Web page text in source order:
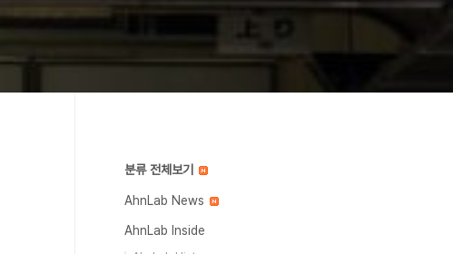
분류 전체보기
AhnLab News
AhnLab Inside